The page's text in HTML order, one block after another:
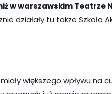
w warszawskim Teatrze
działały tu także Szkoła
większego wpływu na